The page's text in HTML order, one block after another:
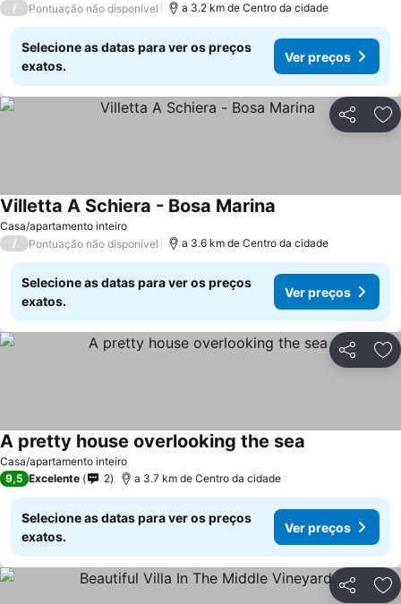
/ Pontuação não disponível a 3.2 km de Centro da cidade
Selecione as datas para ver os preços
exatos.
Ver preços
Partilhar
Casa/apartamento inteiro
Villetta A Schiera - Bosa Marina
/ Pontuação não disponível a 3.6 km de Centro da cidade
Selecione as datas para ver os preços
exatos.
Ver preços
Partilhar
Casa/apartamento inteiro
A pretty house overlooking the sea
9,5 Excelente 2 a 3.7 km de Centro da cidade
Selecione as datas para ver os preços
exatos.
Ver preços
Partilhar